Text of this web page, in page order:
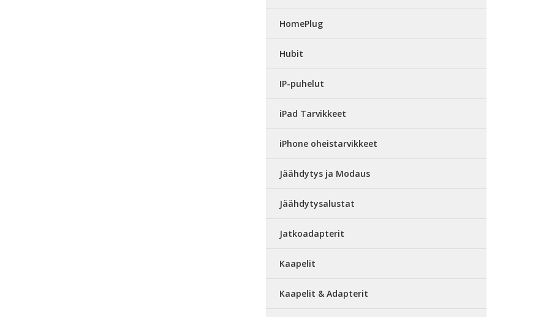
HomePlug
Hubit
IP-puhelut
iPad Tarvikkeet
iPhone oheistarvikkeet
Jäähdytys ja Modaus
Jäähdytysalustat
Jatkoadapterit
Kaapelit
Kaapelit & Adapterit